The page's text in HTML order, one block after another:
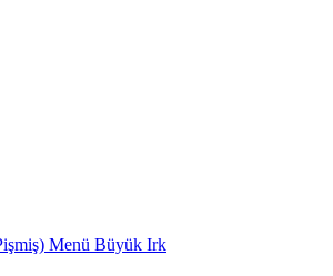
Menü Büyük Irk